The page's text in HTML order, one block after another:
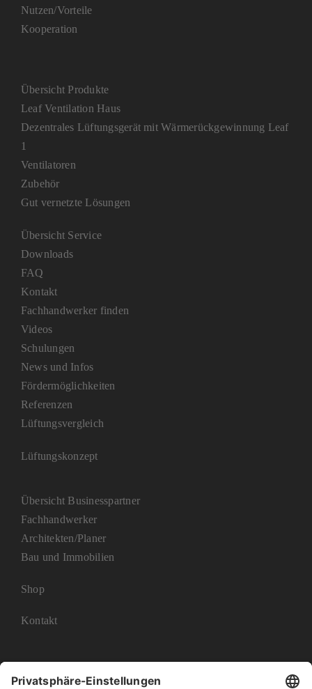
Nutzen/Vorteile
Kooperation
Übersicht Produkte
Leaf Ventilation Haus
Dezentrales Lüftungsgerät mit Wärmerückgewinnung Leaf
1
Ventilatoren
Zubehör
Gut vernetzte Lösungen
Übersicht Service
Downloads
FAQ
Kontakt
Fachhandwerker finden
Videos
Schulungen
News und Infos
Fördermöglichkeiten
Referenzen
Lüftungsvergleich
Lüftungskonzept
Übersicht Businesspartner
Fachhandwerker
Architekten/Planer
Bau und Immobilien
Shop
Kontakt